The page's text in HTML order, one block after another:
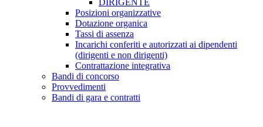
DIRIGENTE
Posizioni organizzative
Dotazione organica
Tassi di assenza
Incarichi conferiti e autorizzati ai dipendenti
(dirigenti e non dirigenti)
Contrattazione integrativa
Bandi di concorso
Provvedimenti
Bandi di gara e contratti